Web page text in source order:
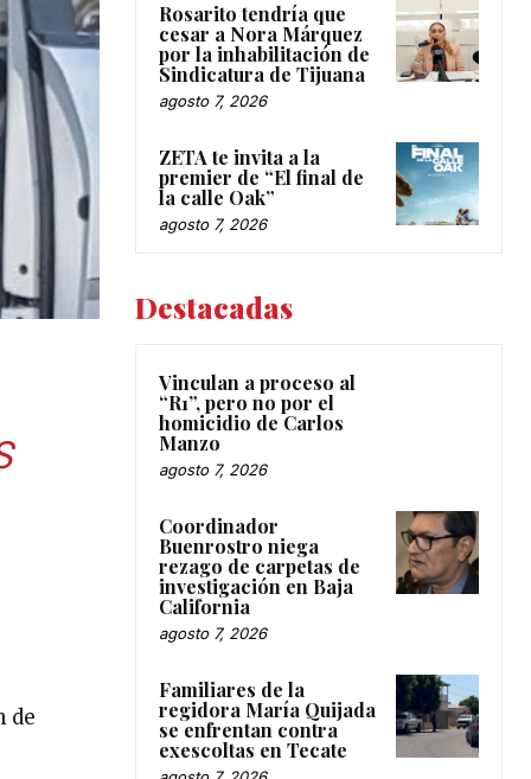
de
Rosarito tendría que
cesar a Nora Márquez
por la inhabilitación de
Sindicatura de Tijuana
agosto 7, 2026
ZETA te invita a la
premier de “El final de
la calle Oak”
agosto 7, 2026
Destacadas
Vinculan a proceso al
“R1”, pero no por el
homicidio de Carlos
Manzo
agosto 7, 2026
Coordinador
Buenrostro niega
rezago de carpetas de
investigación en Baja
California
agosto 7, 2026
Familiares de la
regidora María Quijada
se enfrentan contra
exescoltas en Tecate